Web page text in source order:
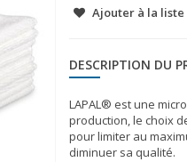
Ajouter à la liste
DESCRIPTION DU
LAPAL® est une
production, le choix
pour limiter au
diminuer sa qualité.